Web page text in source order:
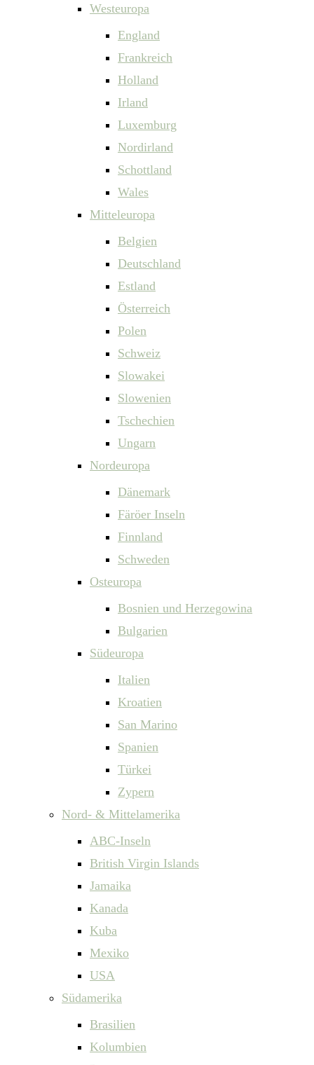
Westeuropa
England
Frankreich
Holland
Irland
Luxemburg
Nordirland
Schottland
Wales
Mitteleuropa
Belgien
Deutschland
Estland
Österreich
Polen
Schweiz
Slowakei
Slowenien
Tschechien
Ungarn
Nordeuropa
Dänemark
Färöer Inseln
Finnland
Schweden
Osteuropa
Bosnien und Herzegowina
Bulgarien
Südeuropa
Italien
Kroatien
San Marino
Spanien
Türkei
Zypern
Nord- & Mittelamerika
ABC-Inseln
British Virgin Islands
Jamaika
Kanada
Kuba
Mexiko
USA
Südamerika
Brasilien
Kolumbien